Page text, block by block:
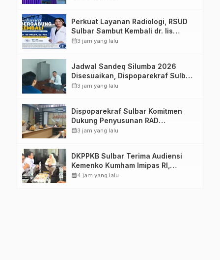
Perkuat Layanan Radiologi, RSUD
Sulbar Sambut Kembali dr. Iis
Imelda, Sp.Rad
calendar_month3 jam yang lalu
Jadwal Sandeq Silumba 2026
Disesuaikan, Dispoparekraf Sulbar
Pastikan Persiapan Tetap
calendar_month3 jam yang lalu
Dispoparekraf Sulbar Komitmen
Dukung Penyusunan RAD
TPB/SDGs Sulawesi Barat
calendar_month3 jam yang lalu
DKPPKB Sulbar Terima Audiensi
Kemenko Kumham Imipas RI,
Perkuat Pelayanan Kesehatan bagi
calendar_month4 jam yang lalu